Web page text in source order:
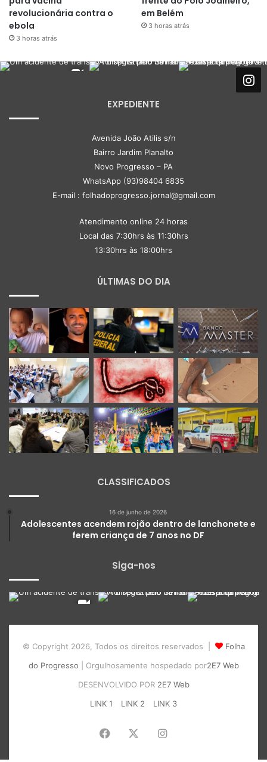
revolucionária contra o
ebola
3 horas atrás
em Belém
3 horas atrás
EXPEDIENTE
Avenida João Atilis s/n
Bairro Jardim Planalto
Novo Progresso – PA
WhatsApp (93)98404 6835
E-mail : folhadoprogresso.jornal@gmail.com
Atendimento online 24 horas
Local das 7:30hrs às 11:30hrs
13:30hrs às 18:00hrs
ÚLTIMAS DO DIA
CLASSIFICADOS
16 de junho de 2026
Adolescentes acendem rojão dentro de lanchonete e
ferem criança de 7 anos no DF
Siga-nos
© Copyright 2026, Todos os direitos reservados |
Folha
do Progresso | Orgulhosamente hospedado por2E7 Web
DESENVOLVIDO POR 2E7 Web
LINK 1
LINK 2 LINK 3
Facebook Instagram